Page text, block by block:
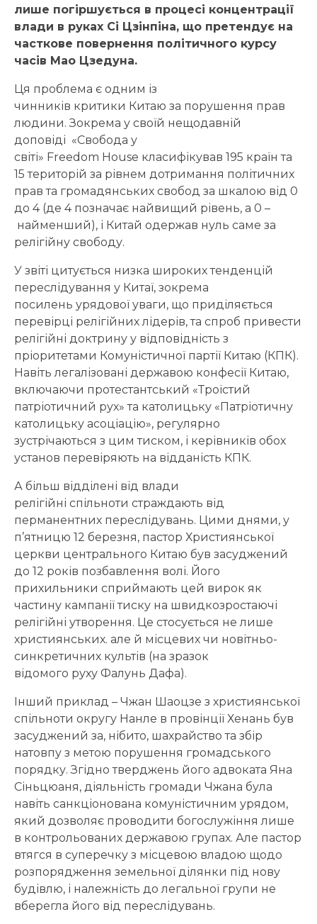
лише погіршується в процесі концентрації
влади в руках Сі Цзінпіна, що претендує на
часткове повернення політичного курсу
часів Мао Цзедуна.
Ця проблема є одним із
чинників критики Китаю за порушення прав
людини. Зокрема у своїй нещодавній
доповіді «Свобода у
світі» Freedom House класифікував 195 країн та
15 територій за рівнем дотримання політичних
прав та громадянських свобод за шкалою від 0
до 4 (де 4 позначає найвищий рівень, а 0 –
найменший), і Китай одержав нуль саме за
релігійну свободу.
У звіті цитується низка широких тенденцій
переслідування у Китаї, зокрема
посилень урядової уваги, що приділяється
перевірці релігійних лідерів, та спроб привести
релігійні доктрину у відповідність з
пріоритетами Комуністичної партії Китаю (КПК).
Навіть легалізовані державою конфесії Китаю,
включаючи протестантський «Троїстий
патріотичний рух» та католицьку «Патріотичну
католицьку асоціацію», регулярно
зустрічаються з цим тиском, і керівників обох
установ перевіряють на відданість КПК.
А більш відділені від влади
релігійні спільноти страждають від
перманентних переслідувань. Цими днями, у
п’ятницю 12 березня, пастор Християнської
церкви центрального Китаю був засуджений
до 12 років позбавлення волі. Його
прихильники сприймають цей вирок як
частину кампанії тиску на швидкозростаючі
релігійні утворення. Це стосується не лише
християнських. але й місцевих чи новітньо-
синкретичних культів (на зразок
відомого руху Фалунь Дафа).
Інший приклад – Чжан Шаоцзе з християнської
спільноти округу Нанле в провінції Хенань був
засуджений за, нібито, шахрайство та збір
натовпу з метою порушення громадського
порядку. Згідно тверджень його адвоката Яна
Сіньцюаня, діяльність громади Чжана була
навіть санкціонована комуністичним урядом,
який дозволяє проводити богослужіння лише
в контрольованих державою групах. Але пастор
втягся в суперечку з місцевою владою щодо
розпорядження земельної ділянки під нову
будівлю, і належність до легальної групи не
вберегла його від переслідувань.